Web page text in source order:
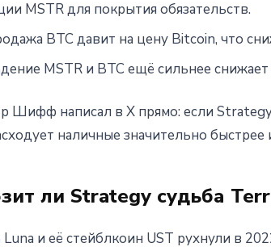
MSTR для покрытия обязательств.
BTC давит на цену Bitcoin, что
MSTR и BTC ещё сильнее снижает
Шифф написал в X прямо: если
наличные значительно
ли Strategy судьба
и её стейблкоин UST рухнули в